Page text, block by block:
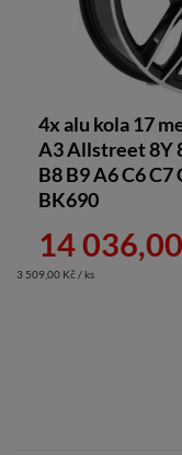
4x alu kola 17
A3 Allstreet 8Y
B8 B9 A6 C6 C7
BK690
14
3 509,00 Kč / ks